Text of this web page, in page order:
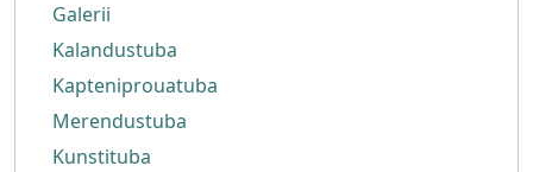
Galerii
Kalandustuba
Kapteniprouatuba
Merendustuba
Kunstituba